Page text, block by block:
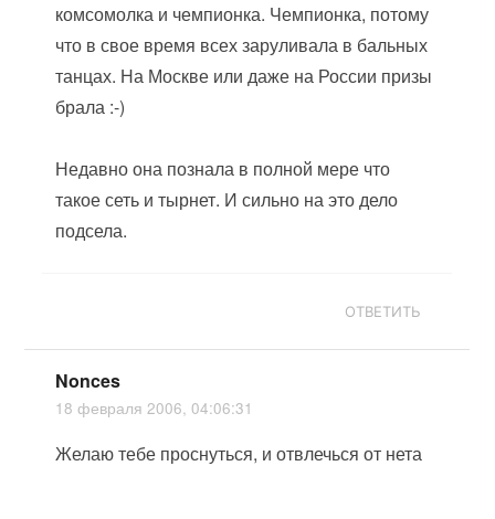
комсомолка и чемпионка. Чемпионка, потому
что в свое время всех заруливала в бальных
танцах. На Москве или даже на России призы
брала :-)
Недавно она познала в полной мере что
такое сеть и тырнет. И сильно на это дело
подсела.
ОТВЕТИТЬ
Nonces
18 февраля 2006, 04:06:31
Желаю тебе проснуться, и отвлечься от нета